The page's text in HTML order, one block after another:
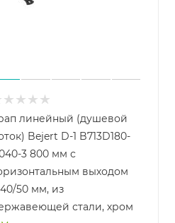
линейный (душевой
Bejert D-1 B713D180-
3 800 мм с
выходом
50 мм, из
стали, хром